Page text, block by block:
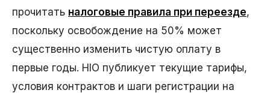
прочитать налоговые правила при переезде,
поскольку освобождение на 50% может
существенно изменить чистую оплату в
первые годы. HIO публикует текущие тарифы,
условия контрактов и шаги регистрации на